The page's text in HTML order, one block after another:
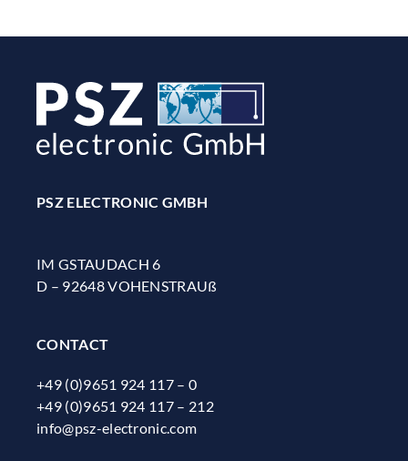
PSZ ELECTRONIC GMBH
IM GSTAUDACH 6
D – 92648 VOHENSTRAUß
CONTACT
+49 (0)9651 924 117 – 0
+49 (0)9651 924 117 – 212
info@psz-electronic.com